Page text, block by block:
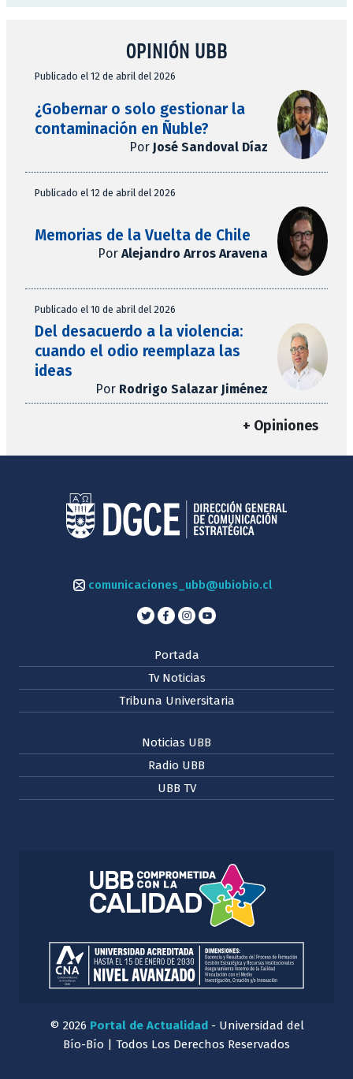
OPINIÓN UBB
Publicado el 12 de abril del 2026
¿Gobernar o solo gestionar la
contaminación en Ñuble?
Por José Sandoval Díaz
Publicado el 12 de abril del 2026
Memorias de la Vuelta de Chile
Por Alejandro Arros Aravena
Publicado el 10 de abril del 2026
Del desacuerdo a la violencia:
cuando el odio reemplaza las
ideas
Por Rodrigo Salazar Jiménez
+ Opiniones
comunicaciones_ubb@ubiobio.cl
Portada
Tv Noticias
Tribuna Universitaria
Noticias UBB
Radio UBB
UBB TV
© 2026 Portal de Actualidad- Universidad del
Bío-Bío | Todos Los Derechos Reservados